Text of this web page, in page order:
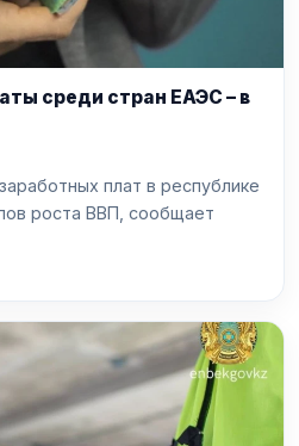
среди стран ЕАЭС – в
плат в республике
роста ВВП, сообщает